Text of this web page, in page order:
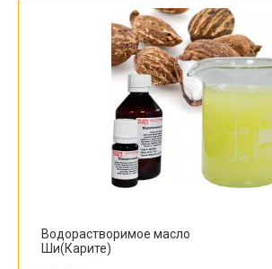
Водорастворимое масло
Ши(Карите)